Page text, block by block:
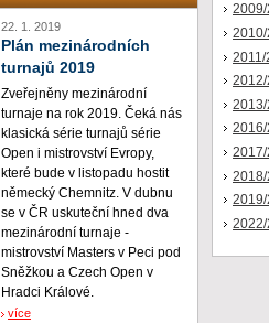
2010/
2011/
22. 1. 2019
Plán mezinárodních
turnajů 2019
Zveřejněny mezinárodní
turnaje na rok 2019. Čeká nás
klasická série turnajů série
Open i mistrovství Evropy,
které bude v listopadu hostit
německý Chemnitz. V dubnu
se v ČR uskuteční hned dva
mezinárodní turnaje -
mistrovství Masters v Peci pod
Sněžkou a Czech Open v
Hradci Králové.
více